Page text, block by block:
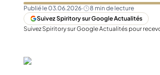
Taïwan
États-Unis
Glendronach
Highland Park
Redbreast
Publié le 03.06.2026· 8 min de lecture
Suivez Spiritory sur Google Actualités
Suivez Spiritory sur Google Actualités pour